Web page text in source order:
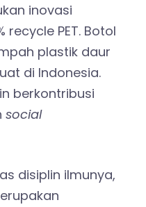
inovasi
recycle PET. Botol
plastik daur
di Indonesia.
berkontribusi
social
disiplin ilmunya,